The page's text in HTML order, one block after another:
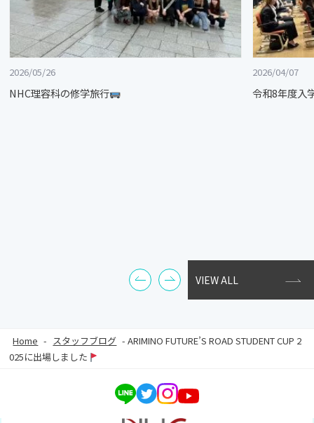
2026/05/26
NHC理容科の修学旅行
2026/04/07
令和8年度入
VIEW ALL
Home - スタッフブログ -ARIMINO FUTURE’S ROAD STUDENT CUP 2
025に出場しました